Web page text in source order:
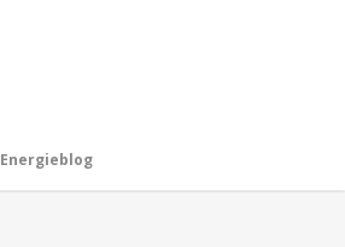
Energieblog